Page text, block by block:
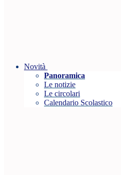
Novità
Panoramica
Le notizie
Le circolari
Calendario Scolastico